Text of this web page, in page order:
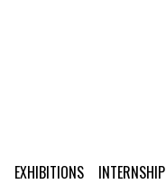
EXHIBITIONS INTERNSHIP